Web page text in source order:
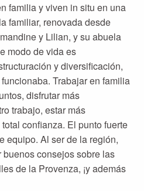
familia y viven in situ en una
familiar, renovada desde
y Lilian, y su abuela
modo de vida es
y diversificación,
Trabajar en familia
disfrutar más
trabajo, estar más
confianza. El punto fuerte
equipo. Al ser de la región,
consejos sobre las
de la Provenza, ¡y además